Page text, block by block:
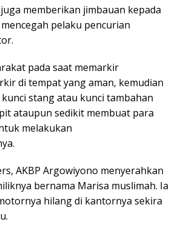
memberikan jimbauan kepada
pelaku pencurian
pada saat memarkir
di tempat yang aman, kemudian
stang atau kunci tambahan
ataupun sedikit membuat para
melakukan
AKBP Argowiyono menyerahkan
bernama Marisa muslimah. Ia
hilang di kantornya sekira